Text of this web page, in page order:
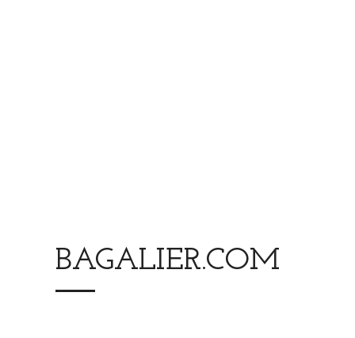
BAGALIER.COM